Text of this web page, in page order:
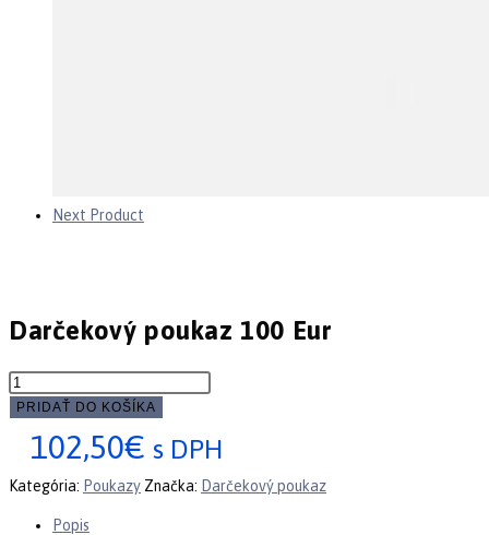
Next Product
Darčekový poukaz 100 Eur
množstvo
Darčekový
Eur
PRIDAŤ DO KOŠÍKA
102,50€ s DPH
Kategória: Poukazy Značka: Darčekový poukaz
Popis